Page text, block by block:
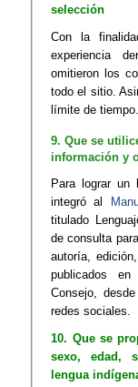
selección
Con la
experiencia
omitieron los
todo el sitio.
límite de tiempo.
9. Que se
información y
Para lograr un
integró al
titulado
de consulta
autoría,
publicados
Consejo,
redes sociales.
10. Que se
sexo, edad,
lengua